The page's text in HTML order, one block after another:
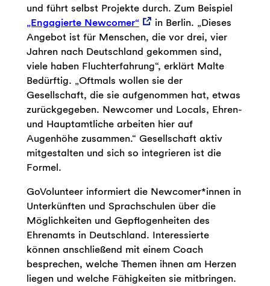
und führt selbst Projekte durch. Zum Beispiel
„Engagierte Newcomer“
in Berlin. „Dieses
Angebot ist für Menschen, die vor drei, vier
Jahren nach Deutschland gekommen sind,
viele haben Fluchterfahrung“, erklärt Malte
Bedürftig. „Oftmals wollen sie der
Gesellschaft, die sie aufgenommen hat, etwas
zurückgegeben. Newcomer und Locals, Ehren-
und Hauptamtliche arbeiten hier auf
Augenhöhe zusammen.“ Gesellschaft aktiv
mitgestalten und sich so integrieren ist die
Formel.
GoVolunteer informiert die Newcomer*innen in
Unterkünften und Sprachschulen über die
Möglichkeiten und Gepflogenheiten des
Ehrenamts in Deutschland. Interessierte
können anschließend mit einem Coach
besprechen, welche Themen ihnen am Herzen
liegen und welche Fähigkeiten sie mitbringen.